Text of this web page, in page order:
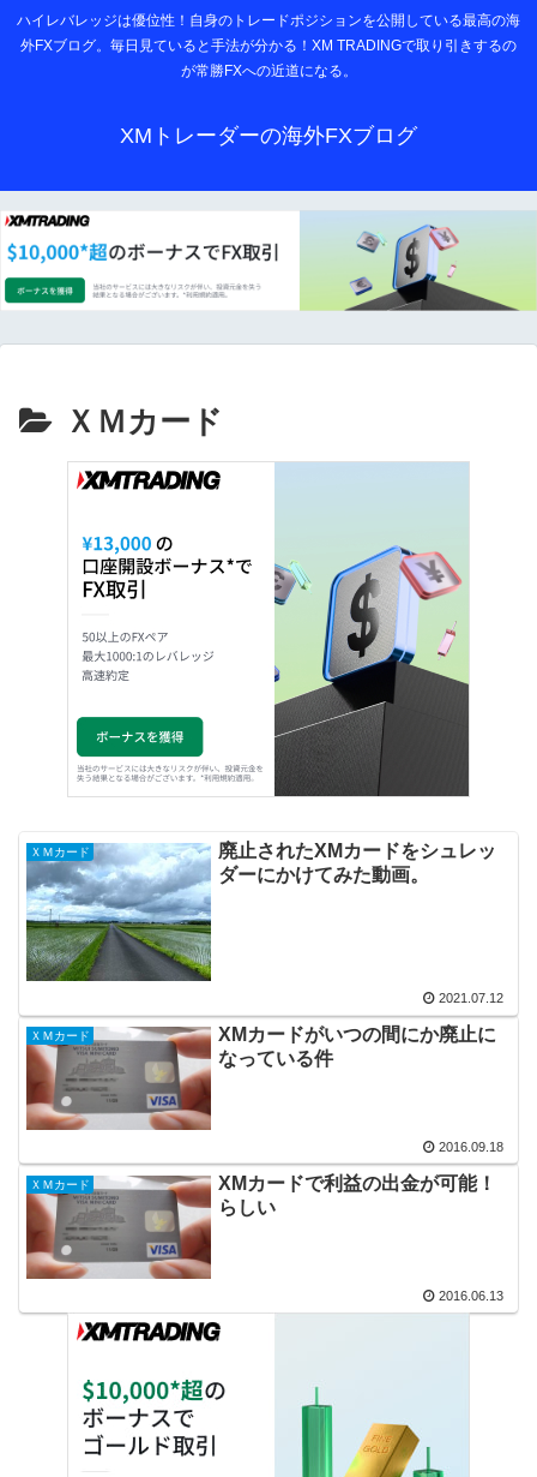
ハイレバレッジは優位性！自身のトレードポジションを公開している最高の海
外FXブログ。毎日見ていると手法が分かる！XM TRADINGで取り引きするの
が常勝FXへの近道になる。
XMトレーダーの海外FXブログ
ＸＭカード
ＸＭカード
廃止されたXMカードをシュレッ
ダーにかけてみた動画。
2021.07.12
ＸＭカード
XMカードがいつの間にか廃止に
なっている件
2016.09.18
ＸＭカード
XMカードで利益の出金が可能！
らしい
2016.06.13